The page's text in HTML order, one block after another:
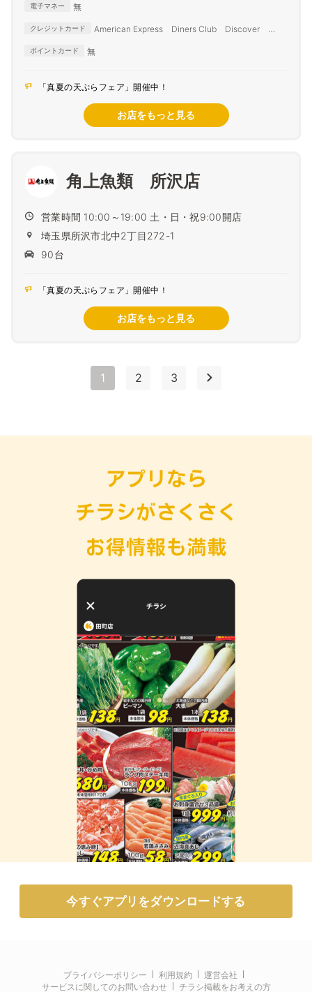
電子マネー 無
クレジットカード
American Express Diners Club Discover
ポイントカード 無
「真夏の天ぷらフェア」開催中！
お店をもっと見る
角上魚類 所沢店
営業時間 10:00～19:00 土・日・祝9:00開店
埼玉県所沢市北中2丁目272-1
90台
「真夏の天ぷらフェア」開催中！
お店をもっと見る
1 2 3
今すぐアプリをダウンロードする
プライバシーポリシー 利用規約
運営会社
サービスに関してのお問い合わせ
チラシ掲載をお考えの方